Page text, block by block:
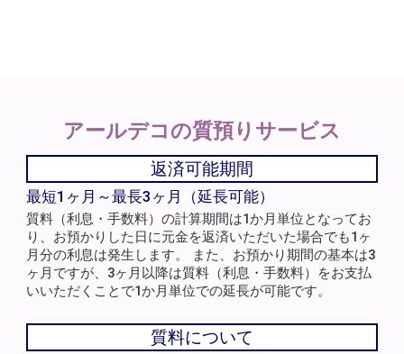
アールデコの質預りサービス
返済可能期間
最短1ヶ月～最長3ヶ月（延長可能）
質料（利息・手数料）の計算期間は1か月単位となってお
り、お預かりした日に元金を返済いただいた場合でも1ヶ
月分の利息は発生します。 また、お預かり期間の基本は3
ヶ月ですが、3ヶ月以降は質料（利息・手数料）をお支払
いいただくことで1か月単位での延長が可能です。
質料について